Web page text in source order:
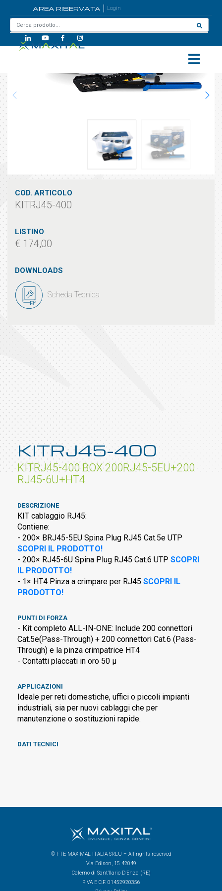
AREA RISERVATA Login
COD. ARTICOLO
KITRJ45-400
LISTINO
€ 174,00
DOWNLOADS
Scheda Tecnica
KITRJ45-400
KITRJ45-400 BOX 200RJ45-5EU+200
RJ45-6U+HT4
DESCRIZIONE
KIT cablaggio RJ45:
Contiene:
- 200× BRJ45-5EU Spina Plug RJ45 Cat.5e UTP
SCOPRI IL PRODOTTO!
- 200× RJ45-6U Spina Plug RJ45 Cat.6 UTP SCOPRI
IL PRODOTTO!
- 1× HT4 Pinza a crimpare per RJ45 SCOPRI IL
PRODOTTO!
PUNTI DI FORZA
- Kit completo ALL-IN-ONE: Include 200 connettori
Cat.5e(Pass-Through) + 200 connettori Cat.6 (Pass-
Through) e la pinza crimpatrice HT4
- Contatti placcati in oro 50 µ
APPLICAZIONI
Ideale per reti domestiche, uffici o piccoli impianti
industriali, sia per nuovi cablaggi che per
manutenzione o sostituzioni rapide.
DATI TECNICI
© FTE MAXIMAL ITALIA SRLU – All rights reserved
Via Edison, 15 42049
Calerno di Sant’Ilario D’Enza (RE)
P.IVA E C.F. 01452920356